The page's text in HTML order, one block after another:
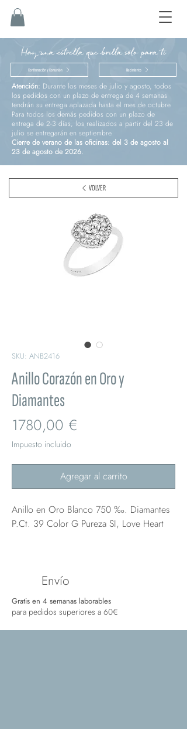
Hay una estrella que brilla sólo para ti
Confirmación y Comunión Nacimiento
Atención: Durante los meses de julio y agosto, todos
los pedidos con un plazo de entrega de 4 semanas
tendrán su entrega aplazada hasta el mes de octubre.
Para todos los demás pedidos con un plazo de
entrega de 2-3 días, los realizados a partir del 23 de
julio se entregarán en septiembre.
Cierre de verano de las oficinas: del 3 de agosto al
23 de agosto de 2026.
SKU: ANB2416
Anillo Corazón en Oro y
Diamantes
1780,00 €
Impuesto incluido
Agregar al carrito
Anillo en Oro Blanco 750 ‰. Diamantes
P.Ct. 39 Color G Pureza SI, Love Heart
VOLVER
Envío
Gratis en 4 semanas laborables
para pedidos superiores a 60€